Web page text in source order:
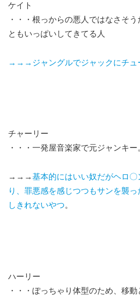
ケイト
・・・根っからの悪人ではなさそ
ともいっぱいしてきてる人
→→→ジャングルでジャックにチュ
チャーリー
・・・一発屋音楽家で元ジャンキ
→→→基本的にはいい奴だがヘロ
り、罪悪感を感じつつもサンを襲
しきれないやつ。
ハーリー
・・・ぽっちゃり体型のため、移